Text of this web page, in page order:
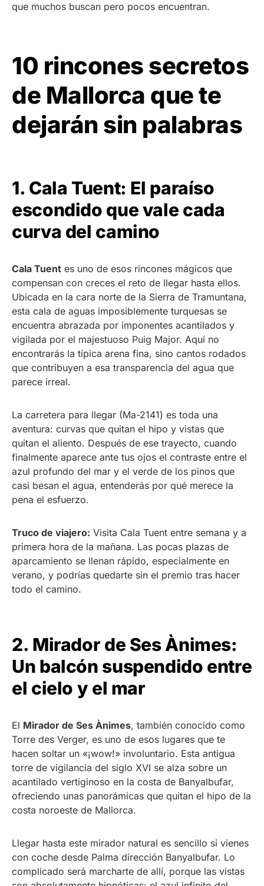
que muchos buscan pero pocos encuentran.
10 rincones secretos
de Mallorca que te
dejarán sin palabras
1. Cala Tuent: El paraíso
escondido que vale cada
curva del camino
Cala Tuent es uno de esos rincones mágicos que
compensan con creces el reto de llegar hasta ellos.
Ubicada en la cara norte de la Sierra de Tramuntana,
esta cala de aguas imposiblemente turquesas se
encuentra abrazada por imponentes acantilados y
vigilada por el majestuoso Puig Major. Aquí no
encontrarás la típica arena fina, sino cantos rodados
que contribuyen a esa transparencia del agua que
parece irreal.
La carretera para llegar (Ma-2141) es toda una
aventura: curvas que quitan el hipo y vistas que
quitan el aliento. Después de ese trayecto, cuando
finalmente aparece ante tus ojos el contraste entre el
azul profundo del mar y el verde de los pinos que
casi besan el agua, entenderás por qué merece la
pena el esfuerzo.
Truco de viajero: Visita Cala Tuent entre semana y a
primera hora de la mañana. Las pocas plazas de
aparcamiento se llenan rápido, especialmente en
verano, y podrías quedarte sin el premio tras hacer
todo el camino.
2. Mirador de Ses Ànimes:
Un balcón suspendido entre
el cielo y el mar
El Mirador de Ses Ànimes, también conocido como
Torre des Verger, es uno de esos lugares que te
hacen soltar un «¡wow!» involuntario. Esta antigua
torre de vigilancia del siglo XVI se alza sobre un
acantilado vertiginoso en la costa de Banyalbufar,
ofreciendo unas panorámicas que quitan el hipo de la
costa noroeste de Mallorca.
Llegar hasta este mirador natural es sencillo si vienes
con coche desde Palma dirección Banyalbufar. Lo
complicado será marcharte de allí, porque las vistas